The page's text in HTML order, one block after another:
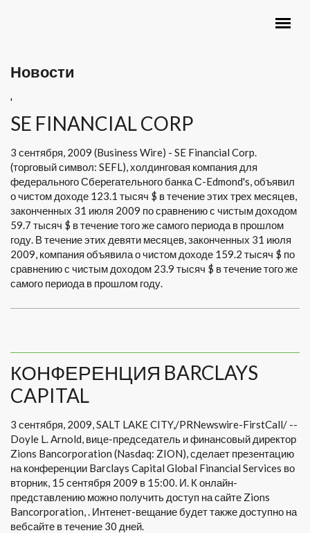
ГЛАВНОЕ МЕНЮ
Новости
'
SE FINANCIAL CORP
3 сентября, 2009 (Business Wire) - SE Financial Corp.
(торговый символ: SEFL), холдинговая компания для
федерального Сберегательного банка С-Edmond's, объявил
о чистом доходе 123.1 тысяч $ в течение этих трех месяцев,
законченных 31 июля 2009 по сравнению с чистым доходом
59.7 тысяч $ в течение того же самого периода в прошлом
году. В течение этих девяти месяцев, законченных 31 июля
2009, компания объявила о чистом доходе 159.2 тысяч $ по
сравнению с чистым доходом 23.9 тысяч $ в течение того же
самого периода в прошлом году.
КОНФЕРЕНЦИЯ BARCLAYS
CAPITAL
3 сентября, 2009, SALT LAKE CITY,/PRNewswire-FirstCall/ --
Doyle L. Arnold, вице-председатель и финансовый директор
Zions Bancorporation (Nasdaq: ZION), сделает презентацию
на конференции Barclays Capital Global Financial Services во
вторник, 15 сентября 2009 в 15:00. И. К онлайн-
представлению можно получить доступ на сайте Zions
Bancorporation, . Интенет-вещание будет также доступно на
вебсайте в течение 30 дней.